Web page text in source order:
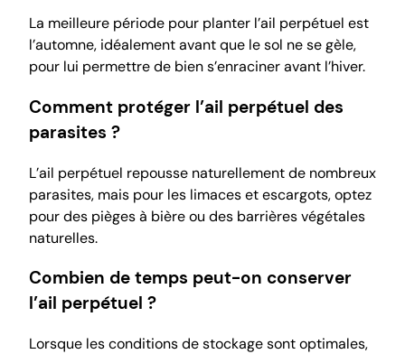
La meilleure période pour planter l’ail perpétuel est
l’automne, idéalement avant que le sol ne se gèle,
pour lui permettre de bien s’enraciner avant l’hiver.
Comment protéger l’ail perpétuel des
parasites ?
L’ail perpétuel repousse naturellement de nombreux
parasites, mais pour les limaces et escargots, optez
pour des pièges à bière ou des barrières végétales
naturelles.
Combien de temps peut-on conserver
l’ail perpétuel ?
Lorsque les conditions de stockage sont optimales,